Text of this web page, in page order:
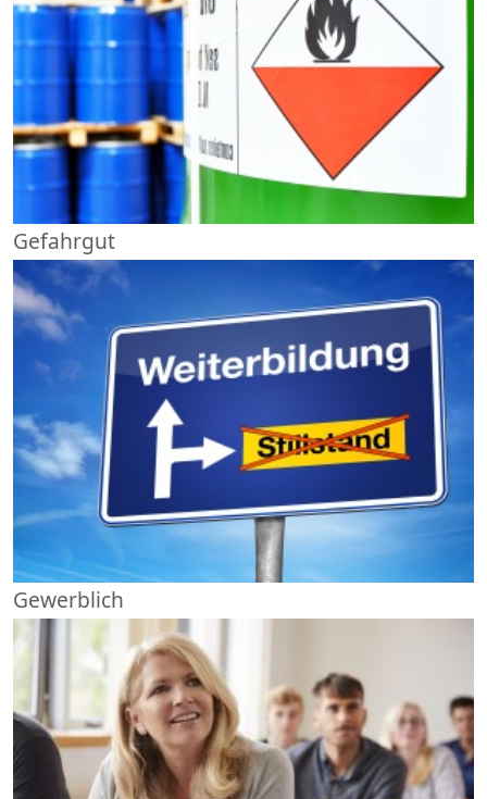
Gefahrgut
Gewerblich